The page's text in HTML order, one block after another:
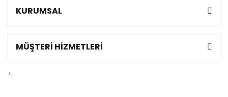
KURUMSAL
MÜŞTERİ HİZMETLERİ
+